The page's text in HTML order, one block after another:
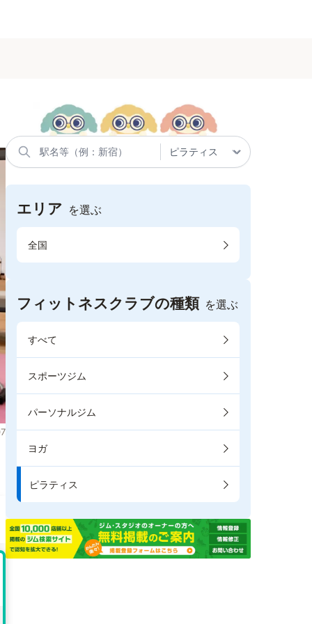
エリア を選ぶ
全国
フィットネスクラブの種類 を選ぶ
すべて
スポーツジム
パーソナルジム
ヨガ
ピラティス